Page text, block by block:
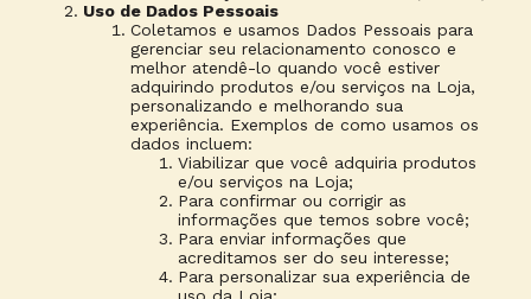
Uso de Dados Pessoais
Coletamos e usamos Dados Pessoais para
gerenciar seu relacionamento conosco e
melhor atendê-lo quando você estiver
adquirindo produtos e/ou serviços na Loja,
personalizando e melhorando sua
experiência. Exemplos de como usamos os
dados incluem:
Viabilizar que você adquiria produtos
e/ou serviços na Loja;
Para confirmar ou corrigir as
informações que temos sobre você;
Para enviar informações que
acreditamos ser do seu interesse;
Para personalizar sua experiência de